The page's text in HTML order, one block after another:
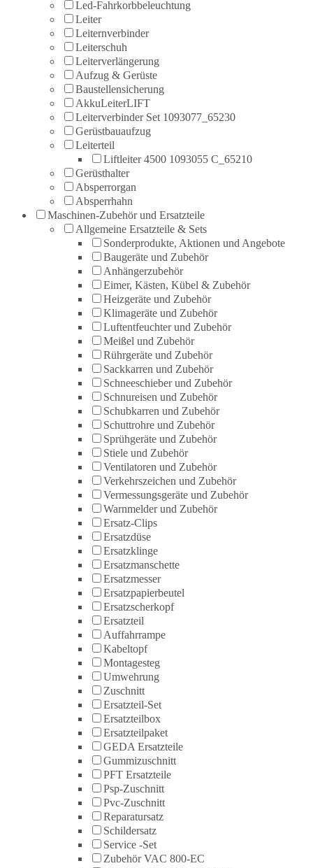
Led-Fahrkorbbeleuchtung
Leiter
Leiternverbinder
Leiterschuh
Leiterverlängerung
Aufzug & Gerüste
Baustellensicherung
AkkuLeiterLIFT
Leiterverbinder Set 1093077_65230
Gerüstbauaufzug
Leiterteil
Liftleiter 4500 1093055 C_65210
Gerüsthalter
Absperrorgan
Absperrhahn
Maschinen-Zubehör und Ersatzteile
Allgemeine Ersatzteile & Sets
Sonderprodukte, Aktionen und Angebote
Baugeräte und Zubehör
Anhängerzubehör
Eimer, Kästen, Kübel & Zubehör
Heizgeräte und Zubehör
Klimageräte und Zubehör
Luftentfeuchter und Zubehör
Meißel und Zubehör
Rührgeräte und Zubehör
Sackkarren und Zubehör
Schneeschieber und Zubehör
Schnureisen und Zubehör
Schubkarren und Zubehör
Schuttrohre und Zubehör
Sprühgeräte und Zubehör
Stiele und Zubehör
Ventilatoren und Zubehör
Verkehrszeichen und Zubehör
Vermessungsgeräte und Zubehör
Warnmelder und Zubehör
Ersatz-Clips
Ersatzdüse
Ersatzklinge
Ersatzmanschette
Ersatzmesser
Ersatzpapierbeutel
Ersatzscherkopf
Ersatzteil
Auffahrrampe
Kabeltopf
Montagesteg
Umwehrung
Zuschnitt
Ersatzteil-Set
Ersatzteilbox
Ersatzteilpaket
GEDA Ersatzteile
Gummizuschnitt
PFT Ersatzteile
Psp-Zuschnitt
Pvc-Zuschnitt
Reparatursatz
Schildersatz
Service -Set
Zubehör VAC 800-EC